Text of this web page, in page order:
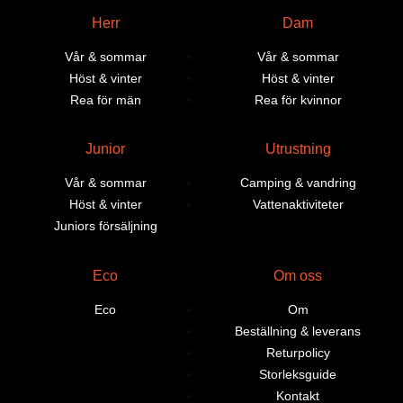
Herr
Vår & sommar
Höst & vinter
Rea för män
Dam
Vår & sommar
Höst & vinter
Rea för kvinnor
Junior
Vår & sommar
Höst & vinter
Juniors försäljning
Utrustning
Camping & vandring
Vattenaktiviteter
Eco
Eco
Om oss
Om
Beställning & leverans
Returpolicy
Storleksguide
Kontakt